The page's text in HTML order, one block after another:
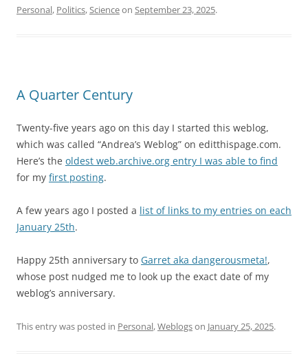
Personal, Politics,Scienceon September 23, 2025.
A Quarter Century
Twenty-five years ago on this day I started this weblog,
which was called “Andrea’s Weblog” on editthispage.com.
Here’s the oldest web.archive.org entry I was able to find
for my first posting.
A few years ago I posted a list of links to my entries on each
January 25th.
Happy 25th anniversary to Garret aka dangerousmeta!,
whose post nudged me to look up the exact date of my
weblog’s anniversary.
This entry was posted in Personal,Weblogson January 25, 2025.